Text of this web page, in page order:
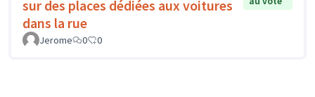
sur des places dédiées aux voitures
dans la rue
Jerome 0 0